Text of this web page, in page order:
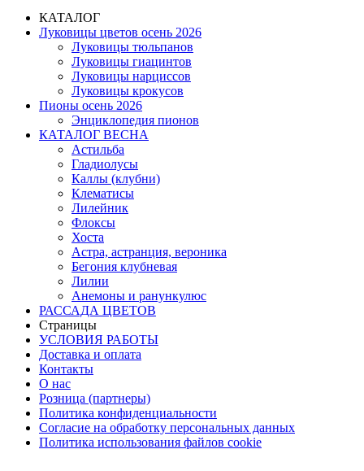
КАТАЛОГ
Луковицы цветов осень 2026
Луковицы тюльпанов
Луковицы гиацинтов
Луковицы нарциссов
Луковицы крокусов
Пионы осень 2026
Энциклопедия пионов
КАТАЛОГ ВЕСНА
Астильба
Гладиолусы
Каллы (клубни)
Клематисы
Лилейник
Флоксы
Хоста
Астра, астранция, вероника
Бегония клубневая
Лилии
Анемоны и ранункулюс
РАССАДА ЦВЕТОВ
Страницы
УСЛОВИЯ РАБОТЫ
Доставка и оплата
Контакты
О наc
Розница (партнеры)
Политика конфиденциальности
Согласие на обработку персональных данных
Политика использования файлов сookie